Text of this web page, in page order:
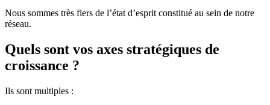
Nous sommes très fiers de l’état d’esprit constitué au sein de notre
réseau.
Quels sont vos axes stratégiques de
croissance ?
Ils sont multiples :